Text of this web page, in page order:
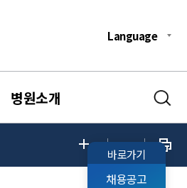
Language
병원소개
바로가기
채용공고